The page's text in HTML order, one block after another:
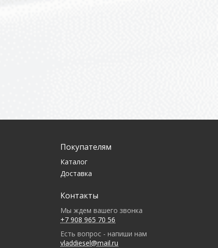
Покупателям
Каталог
Доставка
Контакты
Мы ждем вашего звонка
+7 908 965 70 56
Есть вопрос - напиши нам
vladdiesel@mail.ru